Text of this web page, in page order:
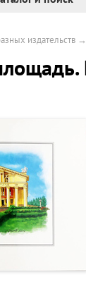
издательств →